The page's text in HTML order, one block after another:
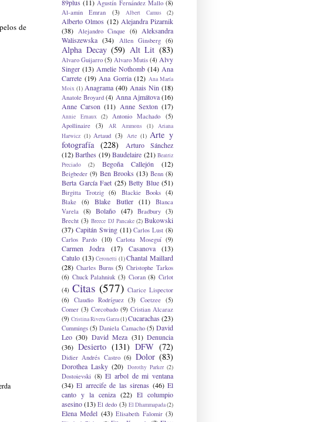
de
89plus (11) Agustín Fernández Mallo (8)
Al-amin Emran
(3) Albert Camus (2)
Alberto Olmos (12) Alejandra Pizarnik
(38)
Alejandro Cinque (6)
Aleksandra
Waliszewska (34) Allen Ginsberg (6)
Alpha Decay (59) Alt Lit (83)
Alvaro Guijarro (5) Alvaro Mutis (4) Alvy
Singer (13) Amelie Nothomb (14) Ana
Carrete (19) Ana Gorria (12) Ana María
Moix (1) Anagrama (40) Anais Nin (18)
Anatole Broyard (4) Anna Ajmátova (16)
Anne Carson (11) Anne Sexton (17)
Annie Ernaux (2) Antonio Machado
(5)
Apollinaire
(3) AR Ammons (1)
Ariana
Harwicz (1) Artaud (3) Arte (1) Arte y
fotografía (228)
Arturo Sánchez
(12) Barthes (19) Baudelaire (21) Beatriz
Preciado
(2) Begoña Callejón (12)
Beigbeder (9) Ben Brooks (13) Benn (8)
Berta García Faet (25) Betty Blue (51)
Birgitta Trotzig (6) Blackie Books (4)
Blake
(6) Blake Butler (11)
Blanca
Varela
(8) Bolaño (47) Bradbury (3)
Brecht (3) Breece DJ Pancake (2) Bukowski
(37) Capitán Swing (11) Carlos Lust (8)
Carlos Pardo (10) Carlota Moseguí (9)
Carmen Jodra (17) Casanova
(13)
Catulo (13) Ceronetti (1) Chantal Maillard
(28) Charles Burns (5) Christophe Tarkos
(6) Chuck Palahniuk (3) Cioran (8) Cirlot
(4) Citas (577) Clarice Lispector
(6)
Claudio Rodríguez (3) Coetzee (5)
Comer (3) Corcobado (9) Cristian Alcaraz
(9) Cristina Rivera Garza(1)Cucarachas (23)
Cummings (5) Daniela Camacho (5) David
Leo (30) David Meza (31) Denuncia
(36) Desierto (131) DFW (72)
Didier Andrés Castro (6) Dolor (83)
Dorothea Lasky (20) Dorothy Parker (2)
Dostoievski (8) El arbol de mi ventana
(34) El arrecife de las sirenas (46) El
canto y la ceniza (22) El columpio
asesino(13) El dedo (3) El Dhammapada(2)
Elena Medel (43) Elisabeth Falomir (3)